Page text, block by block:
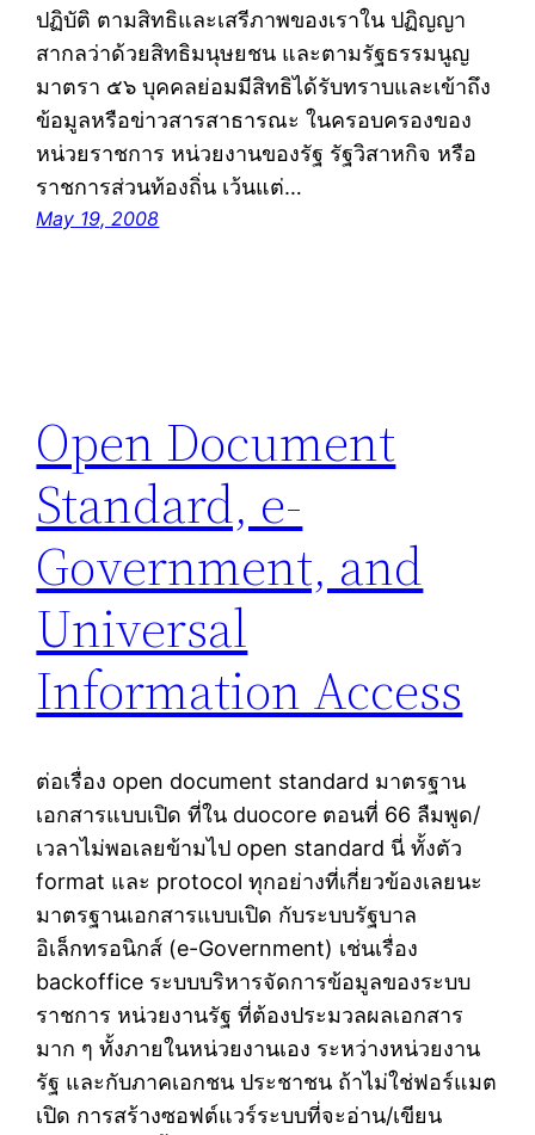
ปฏิบัติ ตามสิทธิและเสรีภาพของเราใน ปฏิญญา
สากลว่าด้วยสิทธิมนุษยชน และตามรัฐธรรมนูญ
มาตรา ๕๖ บุคคลย่อมมีสิทธิได้รับทราบและเข้าถึง
ข้อมูลหรือข่าวสารสาธารณะ ในครอบครองของ
หน่วยราชการ หน่วยงานของรัฐ รัฐวิสาหกิจ หรือ
ราชการส่วนท้องถิ่น เว้นแต่…
May 19, 2008
Open Document
Standard, e-
Government, and
Universal
Information Access
ต่อเรื่อง open document standard มาตรฐาน
เอกสารแบบเปิด ที่ใน duocore ตอนที่ 66 ลืมพูด/
เวลาไม่พอเลยข้ามไป open standard นี่ ทั้งตัว
format และ protocol ทุกอย่างที่เกี่ยวข้องเลยนะ
มาตรฐานเอกสารแบบเปิด กับระบบรัฐบาล
อิเล็กทรอนิกส์ (e-Government) เช่นเรื่อง
backoffice ระบบบริหารจัดการข้อมูลของระบบ
ราชการ หน่วยงานรัฐ ที่ต้องประมวลผลเอกสาร
มาก ๆ ทั้งภายในหน่วยงานเอง ระหว่างหน่วยงาน
รัฐ และกับภาคเอกชน ประชาชน ถ้าไม่ใช่ฟอร์แมต
เปิด การสร้างซอฟต์แวร์ระบบที่จะอ่าน/เขียน